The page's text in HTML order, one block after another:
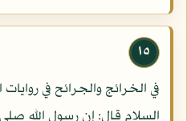
١٥
في الخرائج والجرائح في
السلام قال: إن رسول الله صلى